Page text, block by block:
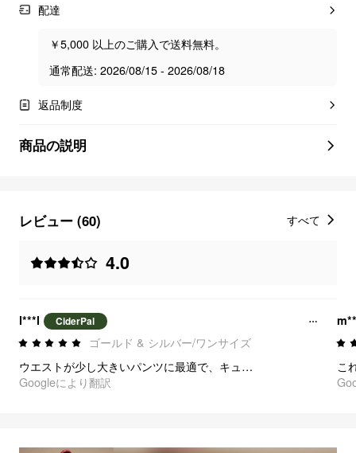
配達
￥5,000 以上のご購入で送料無料。
通常配送: 2026/08/15 - 2026/08/18
返品制度
商品の説明
レビュー (60)
4.0
すべて
l***l CiderPal
ゴールド & シルバー/ワンサイズ
ウエストが少し大きいパンツに最適で、キュートなアクセントにもなります！ 😊
Googleにより翻訳